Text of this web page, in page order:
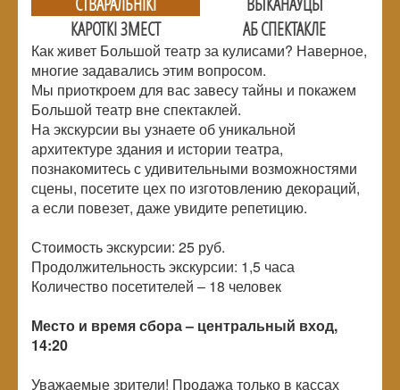
КАРОТКІ ЗМЕСТ
АБ СПЕКТАКЛЕ
Как живет Большой театр за кулисами? Наверное,
многие задавались этим вопросом.
Мы приоткроем для вас завесу тайны и покажем
Большой театр вне спектаклей.
На экскурсии вы узнаете об уникальной
архитектуре здания и истории театра,
познакомитесь с удивительными возможностями
сцены, посетите цех по изготовлению декораций,
а если повезет, даже увидите репетицию.
Стоимость экскурсии: 25 руб.
Продолжительность экскурсии: 1,5 часа
Количество посетителей – 18 человек
Место и время сбора – центральный вход,
14:20
Уважаемые зрители! Продажа только в кассах